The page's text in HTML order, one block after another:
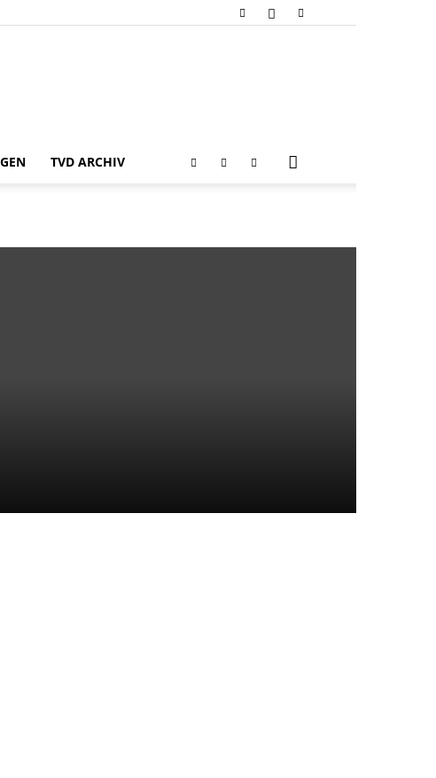
TVD ARCHIV